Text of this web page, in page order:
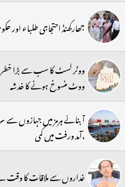
جھارکھنڈ احتجاجی طلباء
ووٹ منسوخ ہونے کا خدشہ
آبنائے ہرمز میں جہازوں
،آمد ورفت میں کمی
غداروں سے ملاقات کا وقت